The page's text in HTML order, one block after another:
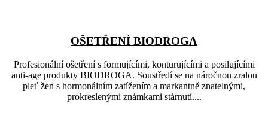
OŠETŘENÍ BIODROGA
Profesionální ošetření s formujícími, konturujícími a posilujícími
anti-age produkty BIODROGA. Soustředí se na náročnou zralou
pleť žen s hormonálním zatížením a markantně znatelnými,
prokreslenými známkami stárnutí....